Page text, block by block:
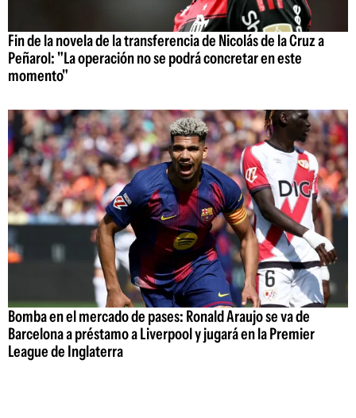
Fin de la novela de la transferencia de Nicolás de la Cruz a
Peñarol: "La operación no se podrá concretar en este
momento"
Bomba en el mercado de pases: Ronald Araujo se va de
Barcelona a préstamo a Liverpool y jugará en la Premier
League de Inglaterra